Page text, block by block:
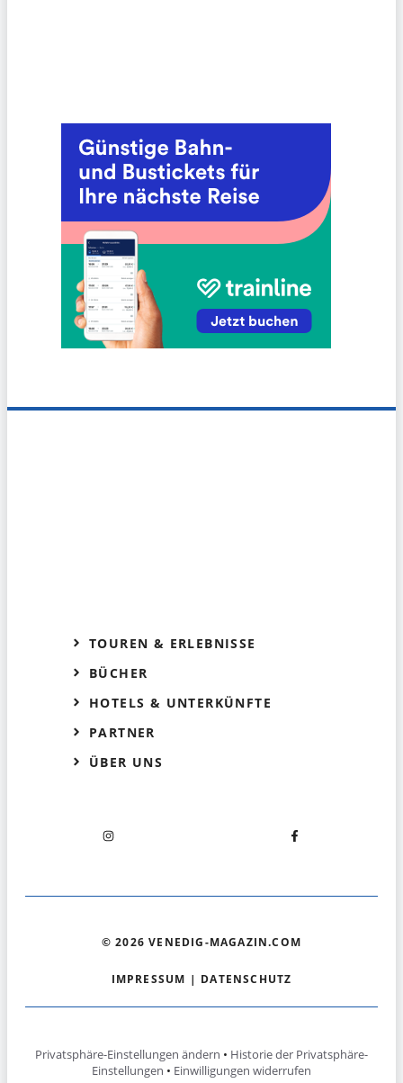
TOUREN & ERLEBNISSE
BÜCHER
HOTELS & UNTERKÜNFTE
PARTNER
ÜBER UNS
© 2026 VENEDIG-MAGAZIN.COM
IMPRESSUM | DATENSCHUTZ
Privatsphäre-Einstellungen ändern • Historie der Privatsphäre-
Einstellungen • Einwilligungen widerrufen